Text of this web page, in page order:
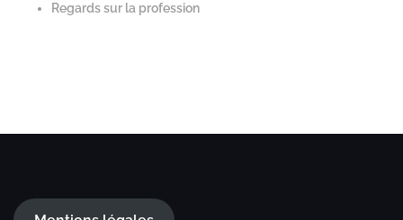
Regards sur la profession